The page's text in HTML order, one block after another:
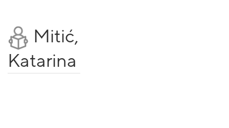
Mitić,
Katarina